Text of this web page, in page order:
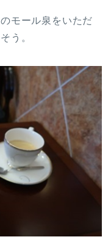
モール泉をいただ
う。